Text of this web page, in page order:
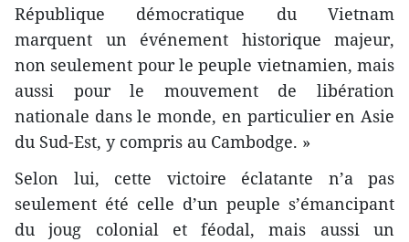
République démocratique du Vietnam
marquent un événement historique majeur,
non seulement pour le peuple vietnamien, mais
aussi pour le mouvement de libération
nationale dans le monde, en particulier en Asie
du Sud-Est, y compris au Cambodge. »
Selon lui, cette victoire éclatante n’a pas
seulement été celle d’un peuple s’émancipant
du joug colonial et féodal, mais aussi un